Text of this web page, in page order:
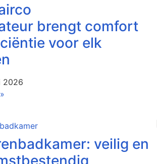
brengt comfort
voor elk
2026
veilig en